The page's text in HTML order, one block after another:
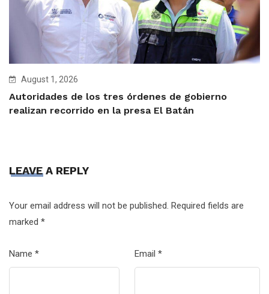
August 1, 2026
Autoridades de los tres órdenes de gobierno
realizan recorrido en la presa El Batán
LEAVE A REPLY
Your email address will not be published. Required fields are
marked *
Name * Email *